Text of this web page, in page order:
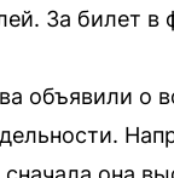
За билет
объявили о